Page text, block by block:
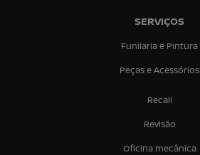
SERVIÇOS
Funilaria e Pintura
Peças e Acessórios
Recall
Revisão
Oficina mecânica